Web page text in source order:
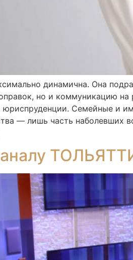
динамична. Она
но и коммуникацию
юриспруденции. Семейные и
— лишь часть наболевших